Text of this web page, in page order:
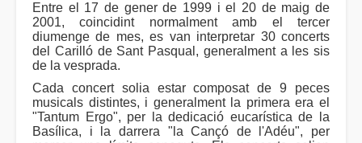
Entre el 17 de gener de 1999 i el 20 de maig de
2001, coincidint normalment amb el tercer
diumenge de mes, es van interpretar 30 concerts
del Carilló de Sant Pasqual, generalment a les sis
de la vesprada.
Cada concert solia estar composat de 9 peces
musicals distintes, i generalment la primera era el
"Tantum Ergo", per la dedicació eucarística de la
Basílica, i la darrera "la Cançó de l'Adéu", per